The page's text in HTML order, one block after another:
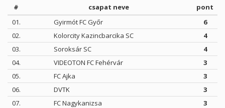
# csapat neve
pont
01.
Gyirmót FC Győr
6
02.
Kolorcity Kazincbarcika SC
4
03.
Soroksár SC
4
04.
VIDEOTON FC Fehérvár
3
05.
FC Ajka
3
06.
DVTK
3
07.
FC Nagykanizsa
3